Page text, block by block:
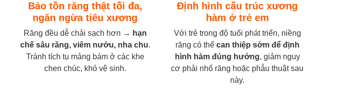
Bảo tồn răng thật tối đa,
ngăn ngừa tiêu xương
Răng đều dễ chải sạch hơn → hạn
chế sâu răng, viêm nướu, nha chu.
Tránh tích tụ mảng bám ở các khe
chen chúc, khó vệ sinh.
Định hình cấu trúc xương
hàm ở trẻ em
Với trẻ trong độ tuổi phát triển, niềng
răng có thể can thiệp sớm để định
hình hàm đúng hướng, giảm nguy
cơ phải nhổ răng hoặc phẫu thuật sau
này.